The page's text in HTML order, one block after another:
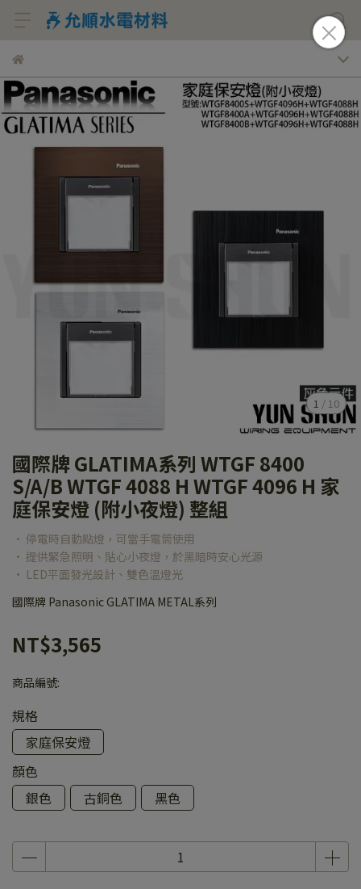
1 / 10
國際牌 GLATIMA系列 WTGF 8400
S/A/B WTGF 4088 H WTGF 4096 H 家
庭保安燈 (附小夜燈) 整組
• 停電時自動點燈，可當手電筒使用
• 提供緊急照明、貼心小夜燈，於黑暗時安心光源
• LED平面發光設計、雙色溫燈光
國際牌 Panasonic GLATIMA METAL系列
NT$3,565
商品編號:
規格
家庭保安燈
顏色
銀色
古銅色 黑色